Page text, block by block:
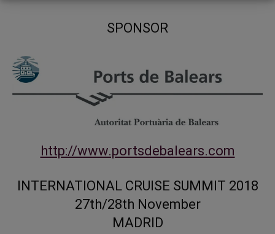
SPONSOR
http://www.portsdebalears.com
INTERNATIONAL CRUISE SUMMIT 2018
27th/28th November
MADRID